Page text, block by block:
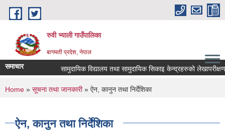
Skip to main content
रुवी भ्याली गाउँपालिका
बागमती प्रदेश, नेपाल
समाचार सामुदायिक विद्यालय तथा सामुदायिक सिकाइ केन्द्रहरुको
You are here
Home » सूचना तथा जानकारी» ऐन, कानुन तथा निर्देशिका
ऐन, कानुन तथा निर्देशिका